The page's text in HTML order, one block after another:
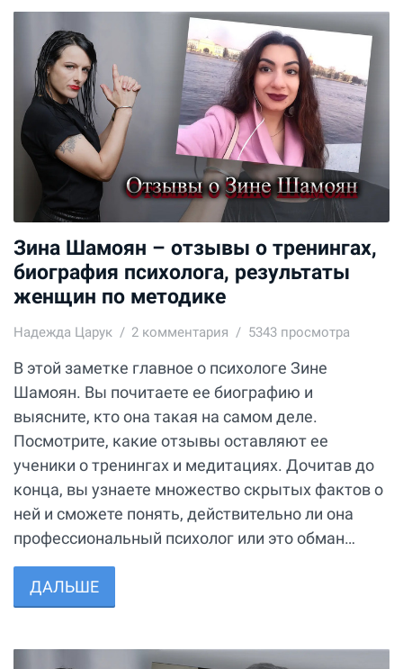
Зина Шамоян – отзывы о тренингах,
биография психолога, результаты
женщин по методике
Надежда Царук 2 комментария 5343 просмотра
В этой заметке главное о психологе Зине
Шамоян. Вы почитаете ее биографию и
выясните, кто она такая на самом деле.
Посмотрите, какие отзывы оставляют ее
ученики о тренингах и медитациях. Дочитав до
конца, вы узнаете множество скрытых фактов о
ней и сможете понять, действительно ли она
профессиональный психолог или это обман…
ДАЛЬШЕ